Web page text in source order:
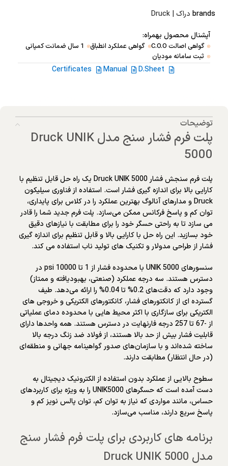
brands دراک | Druck
آپشنال محصول بهمراه:
گواهی اصالت C.O.O گواهی عملکرد انطباق
1 سال ضمانت کمپانی
ثبت سامانه مودیان
D.Sheet
Manual
Certificates
توضیحات
پلت فرم فشار سنج مدل Druck UNIK
5000
پلت فرم سنجش فشار Druck UNIK 5000 یک راه حل قابل تنظیم با
کارایی بالا برای اندازه گیری فشار است. استفاده از فناوری سیلیکون
Druck و مدارهای آنالوگ بهترین عملکرد را در کلاس برای پایداری،
توان کم و پاسخ فرکانس ممکن می‌سازد. پلت فرم جدید شما را قادر
می سازد تا به راحتی حسگر خود را برای مطابقت با نیازهای دقیق
خود بسازید. این راه حل با کارایی بالا و قابل تنظیم برای اندازه گیری
فشار از طراحی مدولار و تکنیک های تولید ناب استفاده می کند.
سنسورهای UNIK 5000 با محدوده فشار از 1 تا 10000 psi در
دسترس هستند. سه درجه عملکرد (صنعتی، بهبودیافته و ممتاز)
وجود دارد که دقت‌های 0.2% تا 0.04% را ارائه می‌دهد. طیف
گسترده ای از کانکتورهای فشار، کانکتورهای الکتریکی و خروجی های
الکتریکی برای سازگاری با اکثر محیط هایی با محدوده دمای عملیاتی
از -67 تا 257 درجه فارنهایت در دسترس هستند. همه واحدها دارای
قابلیت فشار بیش از حد بالا هستند، از فولاد ضد زنگ درجه بالا
ساخته شده‌اند و با سازمان‌های صدور گواهینامه جهانی و منطقه‌ای
(در حال انتظار) مطابقت دارند.
سطوح بالایی از عملکرد بدون استفاده از الکترونیک دیجیتال به
دست آمده است که حسگرهای UNIK5000 را به ویژه برای کاربردهای
حساس، مانند مواردی که نیاز به توان کم، توان پالس نویز کم و
پاسخ سریع دارند، مناسب می‌سازد.
برنامه های کاربردی برای پلت فرم فشار سنج
مدل Druck UNIK 5000